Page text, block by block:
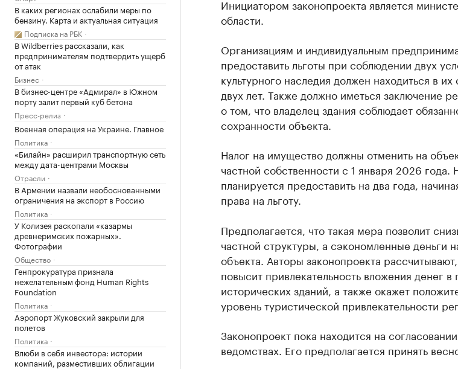
В каких регионах ослабили меры по
бензину. Карта и актуальная ситуация
Подписка на РБК
В Wildberries рассказали, как
предпринимателям подтвердить ущерб
от атак
Бизнес
В бизнес-центре «Адмирал» в Южном
порту залит первый куб бетона
Пресс-релиз
Военная операция на Украине. Главное
Политика
«Билайн» расширил транспортную сеть
между дата-центрами Москвы
Отрасли
В Армении назвали необоснованными
ограничения на экспорт в Россию
Политика
У Колизея раскопали «казармы
древнеримских пожарных».
Фотографии
Общество
Генпрокуратура признала
нежелательным фонд Human Rights
Foundation
Политика
Аэропорт Жуковский закрыли для
полетов
Политика
Влюби в себя инвестора: истории
компаний, разместивших облигации
Инициатором законопроекта является
области.
Организациям и индивидуальным
предоставить льготы при соблюдении двух
культурного наследия должен находиться в
двух лет. Также должно иметься заключение
о том, что владелец здания соблюдает
сохранности объекта.
Налог на имущество должны отменить на
частной собственности с 1 января 2026 года.
планируется предоставить на два года,
права на льготу.
Предполагается, что такая мера позволит
частной структуры, а сэкономленные деньги
объекта. Авторы законопроекта
повысит привлекательность вложения денег
исторических зданий, а также окажет
уровень туристической привлекательности
Законопроект пока находится на
ведомствах. Его предполагается принять